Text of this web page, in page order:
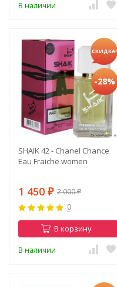
В наличии
СКИДКА!
-28%
SHAIK 42 - Chanel Chance
Eau Fraiche women
1 450 ₽ 2 000₽
0
В корзину
В наличии